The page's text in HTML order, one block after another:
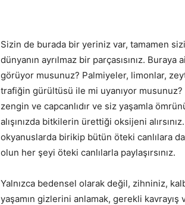
Sizin de burada bir yeriniz var, tamamen
dünyanın ayrılmaz bir parçasısınız.
görüyor musunuz? Palmiyeler, limonlar,
trafiğin gürültüsü ile mi uyanıyor
zengin ve capcanlıdır ve siz yaşamla
alışınızda bitkilerin ürettiği oksijeni
okyanuslarda birikip bütün öteki canlılara
olun her şeyi öteki canlılarla paylaşırsınız.
Yalnızca bedensel olarak değil, zihniniz,
yaşamın gizlerini anlamak, gerekli